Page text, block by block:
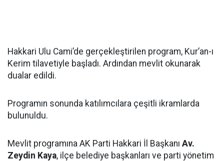
Hakkari Ulu Cami’de gerçekleştirilen program, Kur’an-ı
Kerim tilavetiyle başladı. Ardından mevlit okunarak
dualar edildi.
Programın sonunda katılımcılara çeşitli ikramlarda
bulunuldu.
Mevlit programına AK Parti Hakkari İl Başkanı Av.
Zeydin Kaya, ilçe belediye başkanları ve parti yönetim